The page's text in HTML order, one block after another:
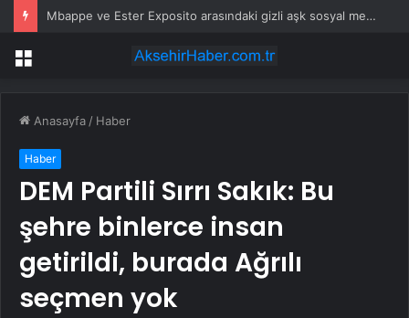
Mbappe ve Ester Exposito arasındaki gizli aşk sosyal medya paylaşımıyla kesinlik kazandı
Menü
Anasayfa / Haber
Haber
DEM Partili Sırrı Sakık: Bu
şehre binlerce insan
getirildi, burada Ağrılı
seçmen yok